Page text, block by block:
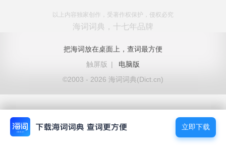
以上内容独家创作，受著作权保护，侵权必究
海词词典，十七年品牌
把海词放在桌面上，查词最方便
触屏版
|
电脑版
©2003 - 2026 海词词典(Dict.cn)
立即下载
立即下载